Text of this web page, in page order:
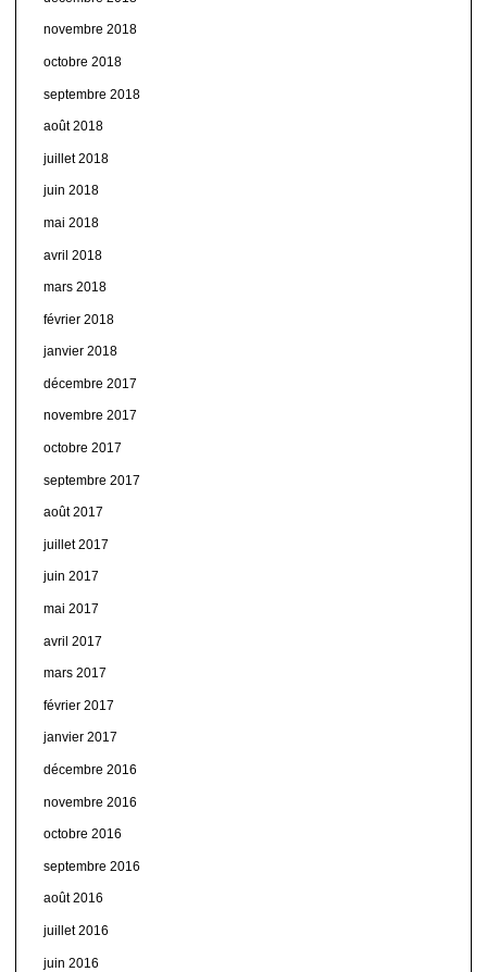
novembre 2018
octobre 2018
septembre 2018
août 2018
juillet 2018
juin 2018
mai 2018
avril 2018
mars 2018
février 2018
janvier 2018
décembre 2017
novembre 2017
octobre 2017
septembre 2017
août 2017
juillet 2017
juin 2017
mai 2017
avril 2017
mars 2017
février 2017
janvier 2017
décembre 2016
novembre 2016
octobre 2016
septembre 2016
août 2016
juillet 2016
juin 2016